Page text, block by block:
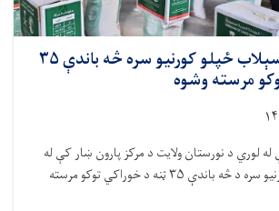
نورستان؛ ۵۰۰ سېلاب ځپلو کورنیو سره څه باندې ۳۵
مرسته وشوه
لوري د نورستان ولایت د مرکز پارون ښار کې له
۵۰۰ سېلاب ځپلو کورنیو سره د څه باندې ۳۵ ټنه د خوراکي توکو مرسته